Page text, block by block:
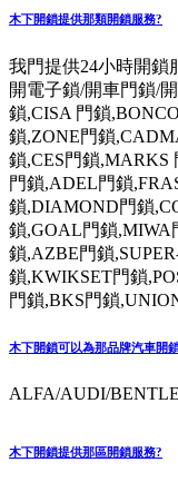
木下開鎖提供那類開鎖服務?
我門提供24小時開鎖
開電子鎖/開車門鎖/
鎖,CISA 門鎖
鎖,ZONE門鎖
鎖,CES門鎖,MARKS
門鎖,ADEL門鎖
鎖,DIAMOND門鎖
鎖,GOAL門鎖,MIWA
鎖,AZBE門鎖
鎖,KWIKSET門鎖
門鎖,BKS門鎖
木下開鎖可以為那品牌汽車開
ALFA/AUDI/
木下開鎖提供那區開鎖服務?